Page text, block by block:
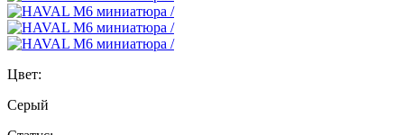
Цвет:
Серый